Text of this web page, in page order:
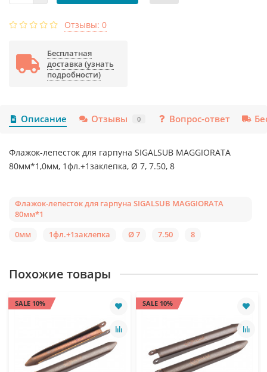
Отзывы: 0
Бесплатная
доставка (узнать
подробности)
Описание Отзывы 0 Вопрос-ответ
Флажок-лепесток для гарпуна SIGALSUB MAGGIORATA
80мм*1,0мм, 1фл.+1заклепка, Ø 7, 7.50, 8
Флажок-лепесток для гарпуна SIGALSUB MAGGIORATA
80мм*1
0мм
1фл.+1заклепка Ø 7 7.50 8
Похожие товары
SALE 10% SALE 10%